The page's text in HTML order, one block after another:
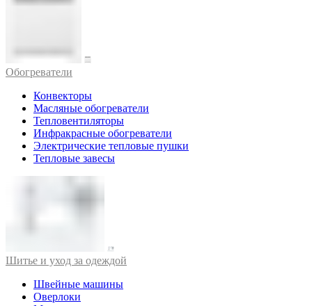
Обогреватели
Конвекторы
Масляные обогреватели
Тепловентиляторы
Инфракрасные обогреватели
Электрические тепловые пушки
Тепловые завесы
Шитье и уход за одеждой
Швейные машины
Оверлоки